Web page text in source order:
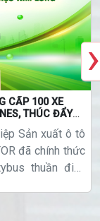
CẤP 100 XE
THÚC ĐẨY
Sản xuất ô tô
đã chính thức
thuần điện
›